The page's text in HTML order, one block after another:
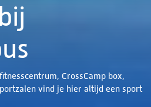
CrossCamp box,
vind je hier altijd een sport